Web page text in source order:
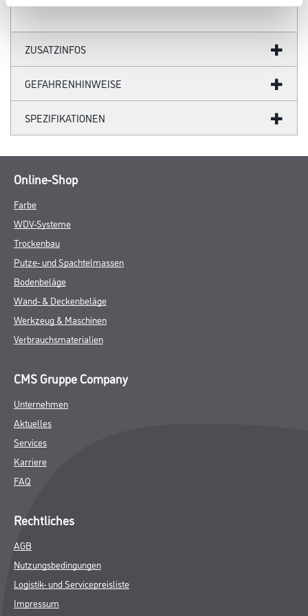
ZUSATZINFOS
GEFAHRENHINWEISE
SPEZIFIKATIONEN
Online-Shop
Farbe
WDV-Systeme
Trockenbau
Putze- und Spachtelmassen
Bodenbeläge
Wand- & Deckenbeläge
Werkzeug & Maschinen
Verbrauchsmaterialien
CMS Gruppe Company
Unternehmen
Aktuelles
Services
Karriere
FAQ
Rechtliches
AGB
Nutzungsbedingungen
Logistik- und Servicepreisliste
Impressum